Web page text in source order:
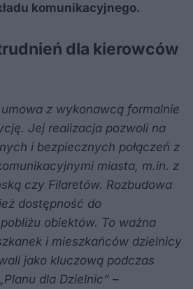
komunikacyjnego.
dla kierowców
z wykonawcą formalnie
Jej realizacja pozwoli na
i bezpiecznych połączeń z
miasta, m.in. z
czy Filaretów. Rozbudowa
dostępność do
obiektów. To ważna
i mieszkańców dzielnicy
jako kluczową podczas
dla Dzielnic” –